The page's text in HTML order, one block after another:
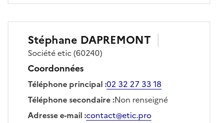
Stéphane DAPREMONT
Sociétéetic(60240)
Coordonnées
Téléphone principal:02 32 27 33 18
Téléphone secondaire:Non renseigné
Adresse e-mail:contact@etic.pro